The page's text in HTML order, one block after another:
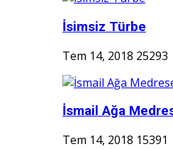
İsimsiz Türbe
Tem 14, 2018 25293
İsmail Ağa
Tem 14, 2018 15391